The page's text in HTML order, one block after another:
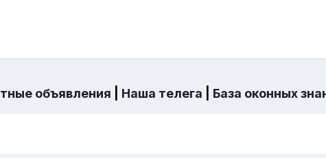
объявления Наша телега База оконных